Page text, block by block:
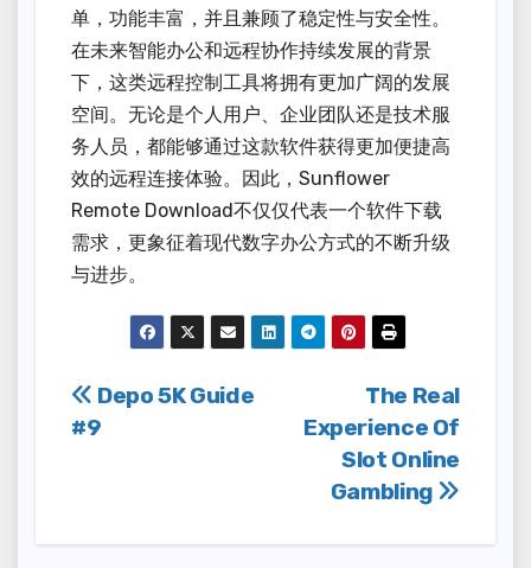
单，功能丰富，并且兼顾了稳定性与安全性。
在未来智能办公和远程协作持续发展的背景
下，这类远程控制工具将拥有更加广阔的发展
空间。无论是个人用户、企业团队还是技术服
务人员，都能够通过这款软件获得更加便捷高
效的远程连接体验。因此，Sunflower
Remote Download不仅仅代表一个软件下载
需求，更象征着现代数字办公方式的不断升级
与进步。
Post
navigation
The Real
Experience Of
Slot Online
Gambling
Depo 5K Guide
#9